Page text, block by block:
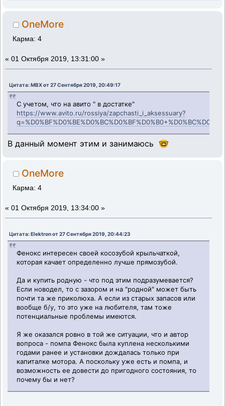
OneMore
Карма: 4
« 01 Октября 2019, 13:31:00 »
Цитата: MBX от 27 Сентября 2019, 20:49:17
С учетом, что на авито " в достатке"
https://www.avito.ru/rossiya/zapchasti_i_aksessuary?
В данный момент этим и занимаюсь 🤓
OneMore
Карма: 4
« 01 Октября 2019, 13:34:00 »
Цитата: Elektron от 27 Сентября 2019, 20:44:23
Фенокс интересен своей косозубой крыльчаткой,
которая качает определенно лучше прямозубой.
Да и купить родную - что под этим подразумевается?
Если новодел, то с зазором и на "родной" может быть
почти та же приколюха. А если из старых запасов или
вообще б/у, то это уже на любителя, там тоже
потенциальные проблемы имеются.
Я же оказался ровно в той же ситуации, что и автор
вопроса - помпа Фенокс была куплена несколькими
годами ранее и установки дождалась только при
капиталке мотора. А поскольку уже есть и помпа, и
возможность ее довести до пригодного состояния, то
почему бы и нет?